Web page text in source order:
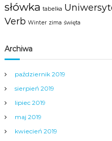
słówka tabelka
Verb Winter zima święta
Archiwa
październik 2019
sierpień 2019
lipiec 2019
maj 2019
kwiecień 2019